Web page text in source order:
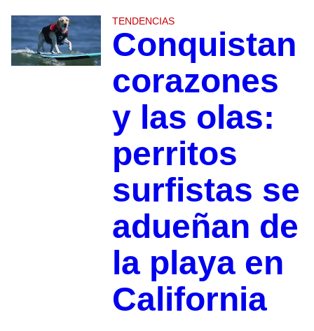
TENDENCIAS
Conquistan
corazones
y las olas:
perritos
surfistas se
adueñan de
la playa en
California